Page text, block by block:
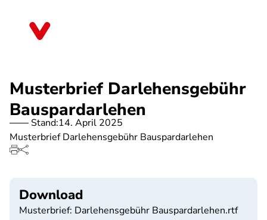
Musterbrief Darlehensgebühr
Bauspardarlehen
Stand:14. April 2025
Musterbrief Darlehensgebühr Bauspardarlehen
Download
Musterbrief: Darlehensgebühr Bauspardarlehen.rtf